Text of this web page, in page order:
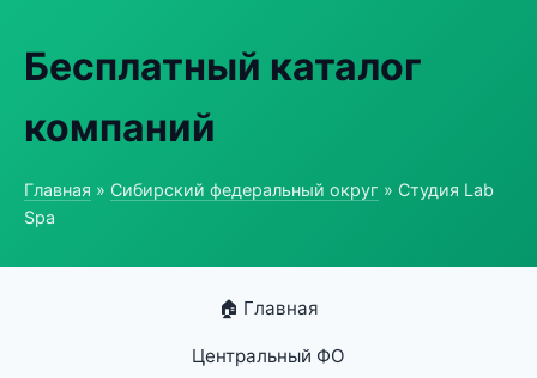
Бесплатный каталог
компаний
Главная » Сибирский федеральный округ » Студия Lab
Spa
🏠 Главная
Центральный ФО